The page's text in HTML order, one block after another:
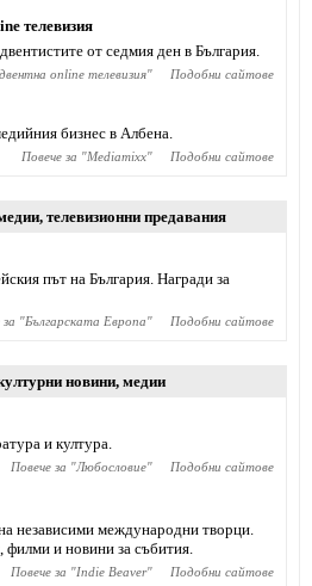
телевизия
от седмия ден в България.
online телевизия" Подобни сайтове
бизнес в Албена.
Повече за "Mediamixx" Подобни сайтове
, телевизионни предавания
път на България. Награди за
за "Българската Европа" Подобни сайтове
новини, медии
и култура.
Повече за "Любословие" Подобни сайтове
независими международни творци.
филми и новини за събития.
Повече за "Indie Beaver" Подобни сайтове